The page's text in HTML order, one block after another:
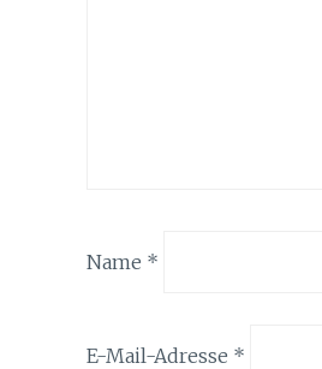
Name *
E-Mail-Adresse *